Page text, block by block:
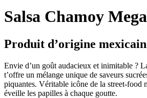
Salsa Chamoy Mega
Produit d’origine
Envie d’un goût audacieux et inimitable ?
t’offre un mélange unique de saveurs
piquantes. Véritable icône de la street-food
éveille les papilles à chaque goutte.